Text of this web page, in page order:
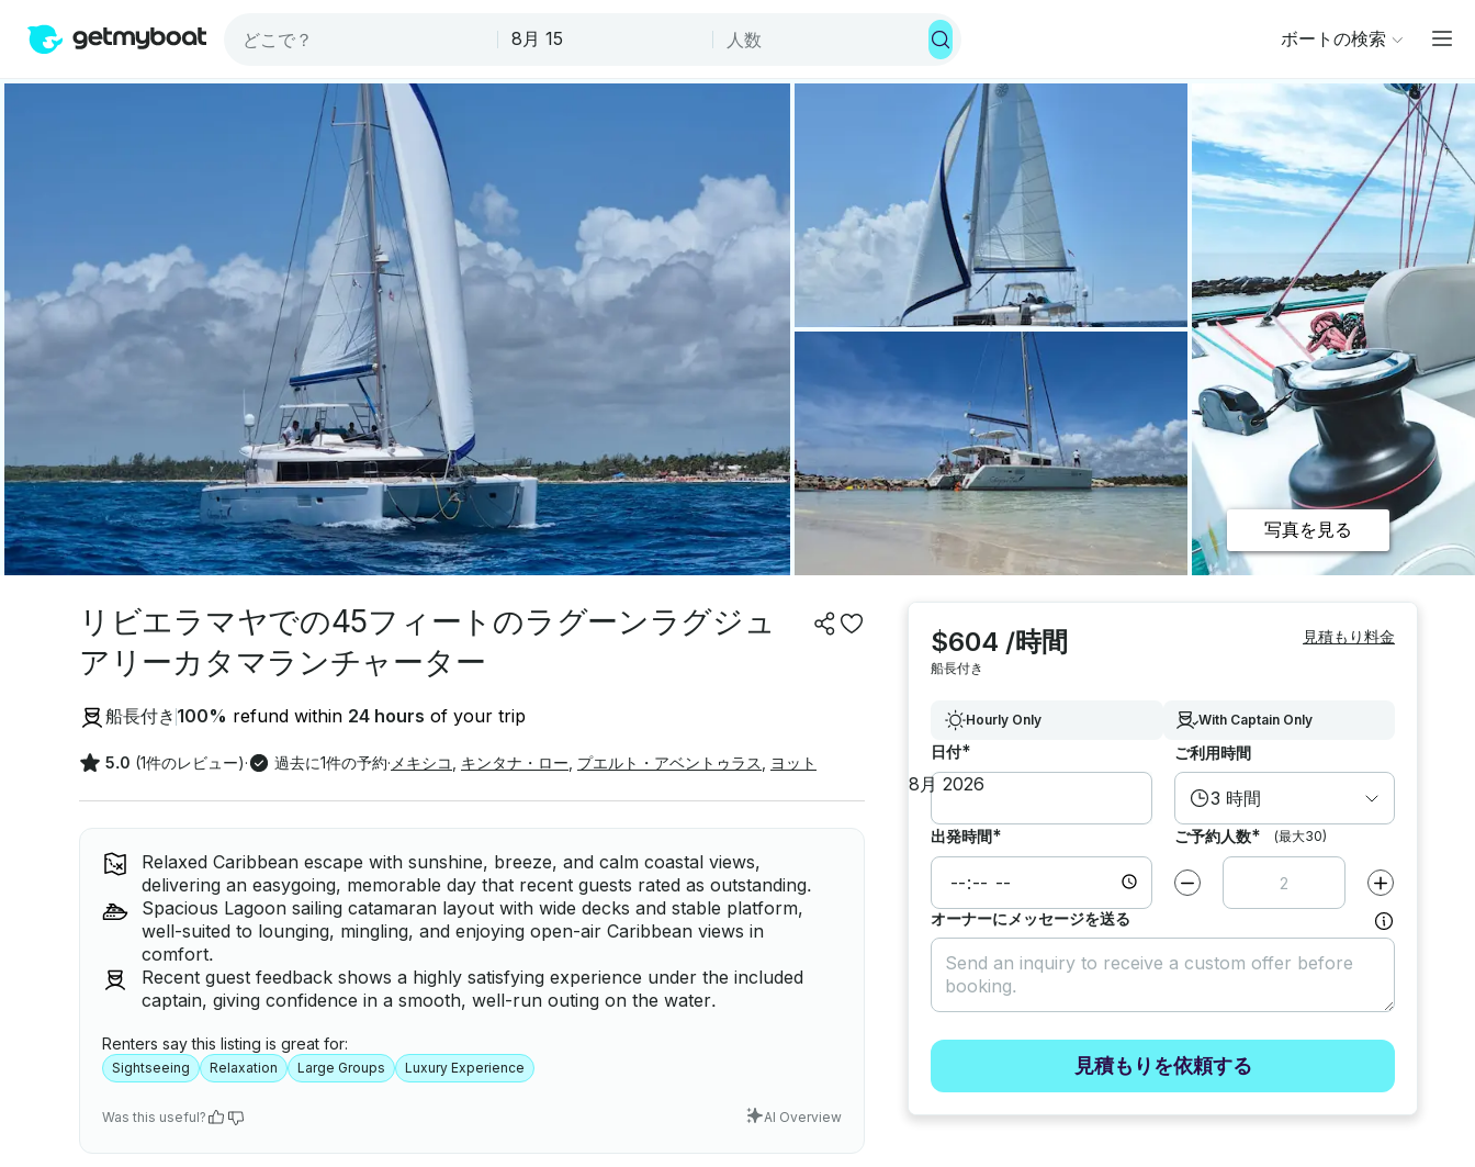
ボートの検索
写真を見る
リビエラマヤでの45フィートのラグーンラグジュ
アリーカタマランチャーター
船長付き 100% refund within 24 hours of your trip
5.0 (1件のレビュー)· 過去に1件の予約· メキシコ キンタナ・ロー プエルト・アベントゥラス ヨット
Relaxed Caribbean escape with sunshine, breeze, and calm coastal views,
delivering an easygoing, memorable day that recent guests rated as outstanding.
Spacious Lagoon sailing catamaran layout with wide decks and stable platform,
well-suited to lounging, mingling, and enjoying open-air Caribbean views in
comfort.
Recent guest feedback shows a highly satisfying experience under the included
captain, giving confidence in a smooth, well-run outing on the water.
Renters say this listing is great for:
Sightseeing Relaxation Large Groups Luxury Experience
Was this useful? AI Overview
$604 /時間
船長付き
見積もり料金
Hourly Only With Captain Only
日付* ご利用時間
3 時間
出発時間* ご予約人数* (最大30)
減らす 増やす
オーナーにメッセージを送る
見積もりを依頼する